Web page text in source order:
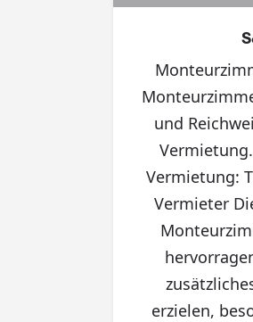
und
Vermietung:
Vermieter
erzielen,